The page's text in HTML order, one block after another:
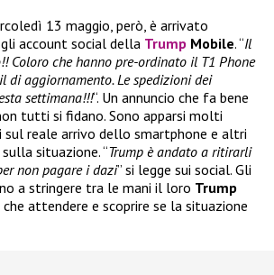
13 maggio, però, è arrivato
account social della Trump Mobile. “Il
Coloro che hanno pre-ordinato il T1 Phone
di aggiornamento. Le spedizioni dei
settimana!!!“. Un annuncio che fa bene
tutti si fidano. Sono apparsi molti
sul reale arrivo dello smartphone e altri
situazione. “Trump è andato a ritirarli
non pagare i dazi” si legge sui social. Gli
a stringere tra le mani il loro Trump
attendere e scoprire se la situazione